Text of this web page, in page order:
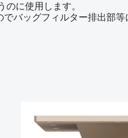
のに使用します。
バッグフィルター排出部等